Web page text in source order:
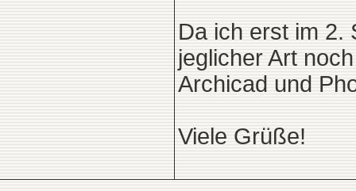
Da ich erst im 2.
jeglicher Art
Archicad und
Viele Grüße!